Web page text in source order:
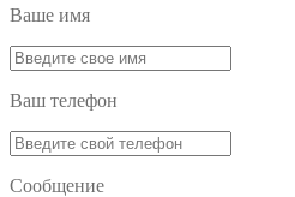
Ваше имя
Ваш телефон
Сообщение